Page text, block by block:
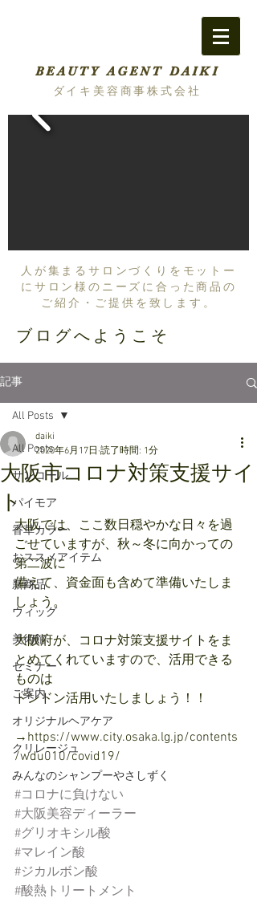
BEAUTY AGENT DAIKI
ダイキ美容商事株式会社
人が集まるサロンづくりをモットー
にサロン様のニーズに合った商品の
ご紹介・ご提供を致します。
ブログへようこそ
記事
All Posts
サンコール
パイモア
香草カラー
おススメアイテム
新商品
ウィッグ
美術館
セミナー
ご案内
オリジナルヘアケア
クリレージュ
みんなのシャンプーやさしずく
All Posts
大阪市コロナ対策支援サイ
ト
daiki
2020年6月17日 読了時間: 1分
大阪では、ここ数日穏やかな日々を過
ごせていますが、秋～冬に向かっての
第二波に
備えて、資金面も含めて準備いたしま
しょう。
大阪府が、コロナ対策支援サイトをま
とめてくれていますので、活用できる
ものは
ドンドン活用いたしましょう！！
→https://www.city.osaka.lg.jp/contents
/wdu010/covid19/
#コロナに負けない
#大阪美容ディーラー
#グリオキシル酸
#マレイン酸
#ジカルボン酸
#酸熱トリートメント